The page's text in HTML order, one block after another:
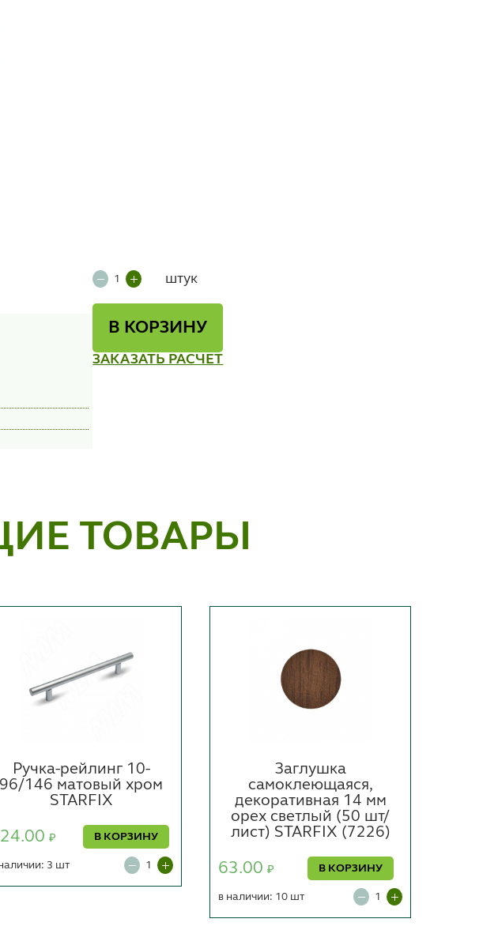
штук
В КОРЗИНУ
ЗАКАЗАТЬ РАСЧЕТ
ТОВАРЫ
Ручка-рейлинг 10-
96/146 матовый хром
STARFIX
₽ В КОРЗИНУ
3 шт
Заглушка
самоклеющаяся,
декоративная 14 мм
орех светлый (50 шт/
лист) STARFIX (7226)
63.00₽ В КОРЗИНУ
в наличии: 10 шт